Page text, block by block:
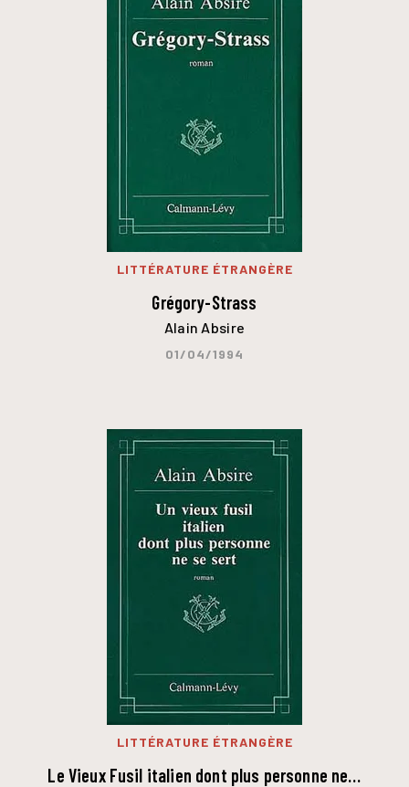
LITTÉRATURE ÉTRANGÈRE
Grégory-Strass
Alain Absire
01/04/1994
LITTÉRATURE ÉTRANGÈRE
Le Vieux Fusil italien dont plus personne ne…